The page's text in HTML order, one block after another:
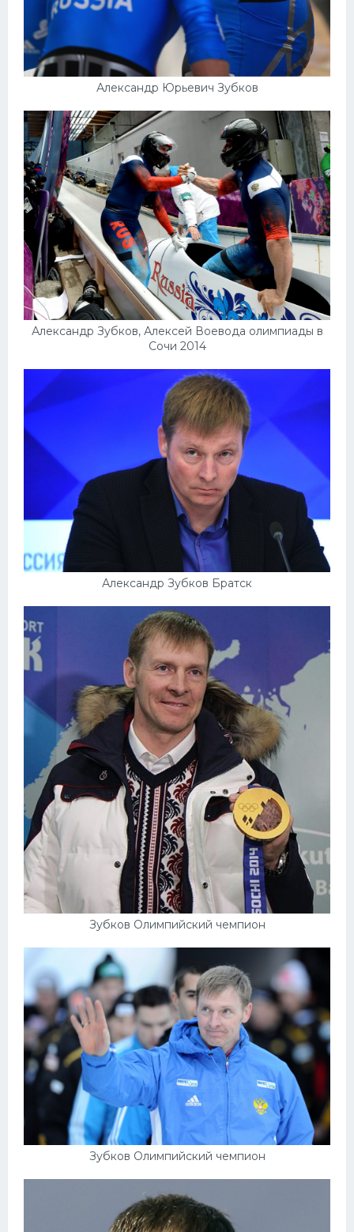
Александр Юрьевич Зубков
Александр Зубков, Алексей Воевода олимпиады в
Сочи 2014
Александр Зубков Братск
Зубков Олимпийский чемпион
Зубков Олимпийский чемпион